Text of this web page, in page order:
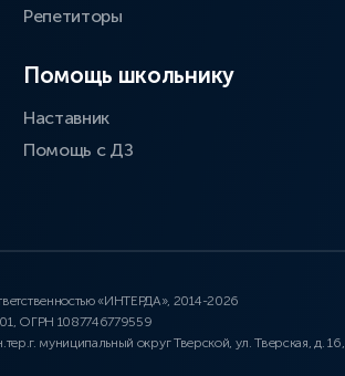
Репетиторы
Помощь школьнику
Наставник
Помощь с ДЗ
«ИНТЕРДА», 2014-2026
ОГРН 1087746779559
муниципальный округ Тверской, ул. Тверская, д. 16,